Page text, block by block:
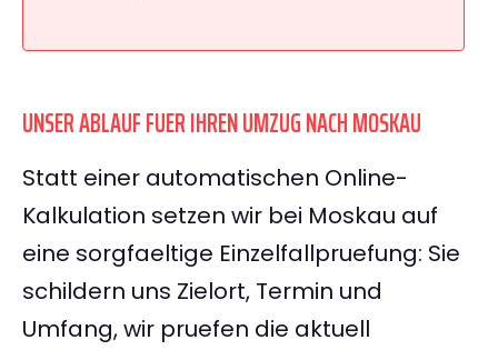
UNSER ABLAUF FUER IHREN UMZUG NACH MOSKAU
Statt einer automatischen Online-
Kalkulation setzen wir bei Moskau auf
eine sorgfaeltige Einzelfallpruefung: Sie
schildern uns Zielort, Termin und
Umfang, wir pruefen die aktuell